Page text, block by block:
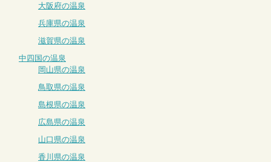
大阪府の温泉
兵庫県の温泉
滋賀県の温泉
中四国の温泉
岡山県の温泉
鳥取県の温泉
島根県の温泉
広島県の温泉
山口県の温泉
香川県の温泉